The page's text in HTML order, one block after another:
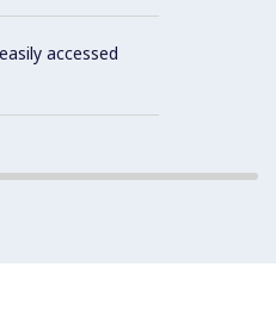
accessed